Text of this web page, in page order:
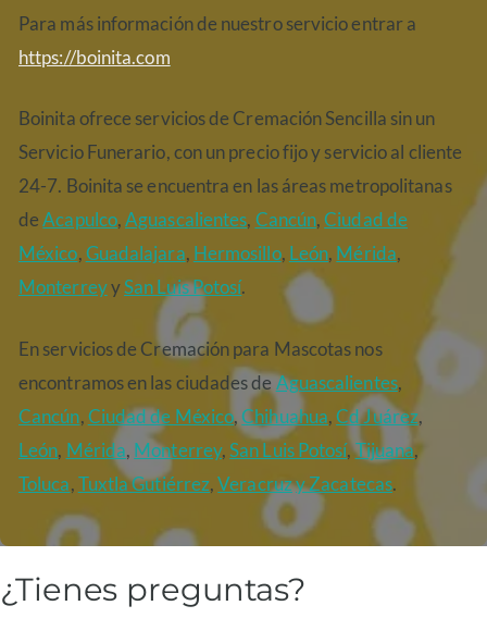
Para más información de nuestro servicio entrar a
https://boinita.com
Boinita ofrece servicios de Cremación Sencilla sin un
Servicio Funerario, con un precio fijo y servicio al cliente
24-7. Boinita se encuentra en las áreas metropolitanas
deAcapulco,Aguascalientes, Cancún,Ciudad de
México,Guadalajara, Hermosillo, León, Mérida,
MonterreyySan Luis Potosí.
En servicios de Cremación para Mascotas nos
encontramos en las ciudades deAguascalientes,
Cancún,Ciudad de México,Chihuahua,Cd Juárez,
León, Mérida, Monterrey,San Luis Potosí,Tijuana,
Toluca,Tuxtla Gutiérrez,Veracruzy Zacatecas.
¿Tienes preguntas?